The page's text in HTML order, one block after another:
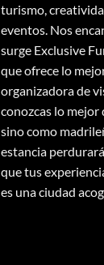
turismo,
eventos. Nos
surge Exclusive
que ofrece lo
organizadora de
conozcas lo mejor
sino como
estancia
que tus
es una ciudad